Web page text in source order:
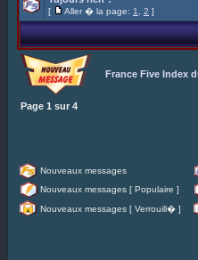
[ Aller � la page: 1 2 ]
France Five Index
Page 1 sur 4
Nouveaux messages
Nouveaux messages [ Populaire ]
Nouveaux messages [ Verrouill� ]